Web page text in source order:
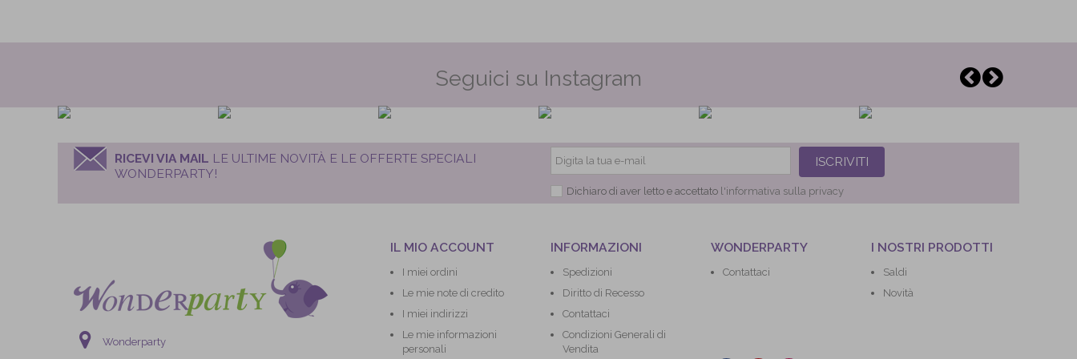
Seguici su Instagram
RICEVI VIA MAIL LE ULTIME NOVITÀ E LE OFFERTE SPECIALI
WONDERPARTY!
ISCRIVITI
Dichiaro di aver letto e accettato l'informativa sulla privacy
Wonderparty
IL MIO ACCOUNT
I miei ordini
Le mie note di credito
I miei indirizzi
Le mie informazioni
personali
INFORMAZIONI
Spedizioni
Diritto di Recesso
Contattaci
Condizioni Generali di
Vendita
WONDERPARTY
Contattaci
I NOSTRI PRODOTTI
Saldi
Novità